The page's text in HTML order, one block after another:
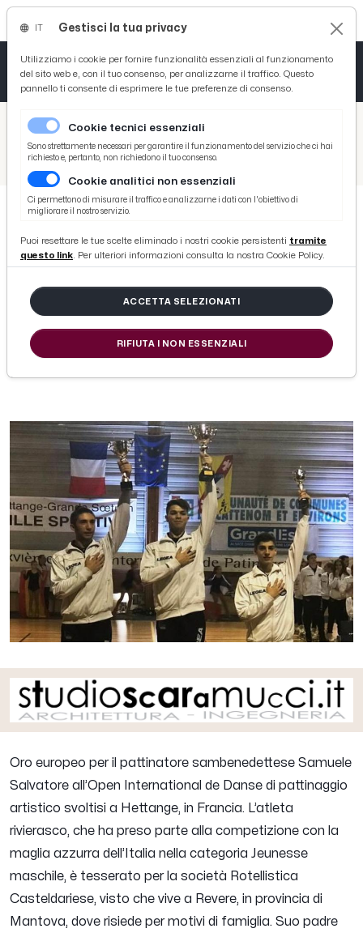
/ Picenotime
/ Sport
Pattinaggio artistico, medaglia d'oro europea per il sambenedettese Salvatore
Pattinaggio artistico, medaglia
d'oro europea per il
sambenedettese Salvatore
di Redazione Picenotime
Oro europeo per il pattinatore sambenedettese Samuele
Salvatore all’Open International de Danse di pattinaggio
artistico svoltisi a Hettange, in Francia. L’atleta
rivierasco, che ha preso parte alla competizione con la
maglia azzurra dell’Italia nella categoria Jeunesse
maschile, è tesserato per la società Rotellistica
Casteldariese, visto che vive a Revere, in provincia di
Mantova, dove risiede per motivi di famiglia. Suo padre
Gestisci la tua privacy
Utilizziamo i cookie per fornire funzionalità essenziali al funzionamento
del sito web e, con il tuo consenso, per analizzarne il traffico. Questo
pannello ti consente di esprimere le tue preferenze di consenso.
Cookie tecnici essenziali
Sono strettamente necessari per garantire il funzionamento del servizio che ci hai
richiesto e, pertanto, non richiedono il tuo consenso.
Cookie analitici non essenziali
Ci permettono di misurare il traffico e analizzarne i dati con l'obiettivo di
migliorare il nostro servizio.
Puoi resettare le tue scelte eliminado i nostri cookie persistenti tramite
questo link. Per ulteriori informazioni consulta la nostra Cookie Policy.
ACCETTA SELEZIONATI
RIFIUTA I NON ESSENZIALI
Tutto News
Tutto Sport
Basket
Ciclismo
Tutto Curiosità